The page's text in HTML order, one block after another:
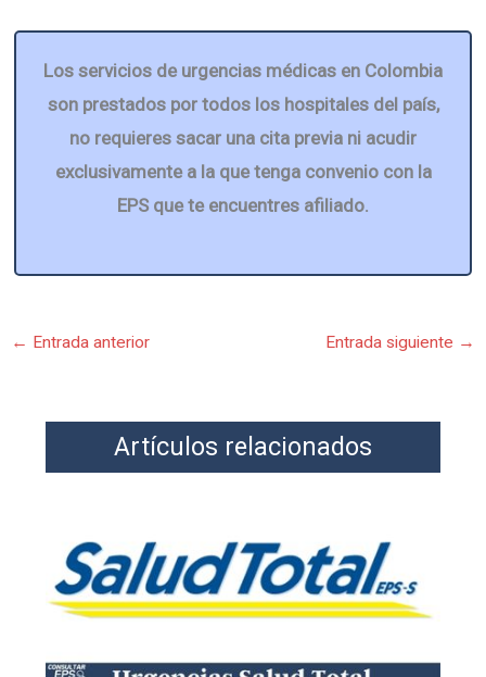
Los servicios de urgencias médicas en Colombia
son prestados por todos los hospitales del país,
no requieres sacar una cita previa ni acudir
exclusivamente a la que tenga convenio con la
EPS que te encuentres afiliado.
← Entrada anterior Entrada siguiente →
Artículos relacionados